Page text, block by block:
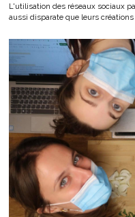
L'utilisation des réseaux sociaux
aussi disparate que leurs créations